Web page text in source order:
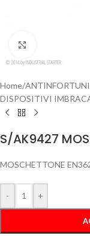
Home/
DISPOSITIVI
S/AK9427
MOSCHETTONE
- +